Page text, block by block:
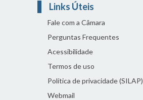
Links Úteis
Fale com a Câmara
Perguntas Frequentes
Acessibilidade
Termos de uso
Política de privacidade (SILAP)
Webmail